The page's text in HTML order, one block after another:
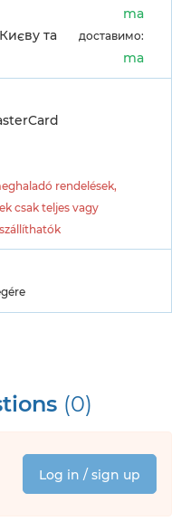
ma
та
доставимо:
ma
rendelések,
csak teljes vagy
(0)
Log in / sign up